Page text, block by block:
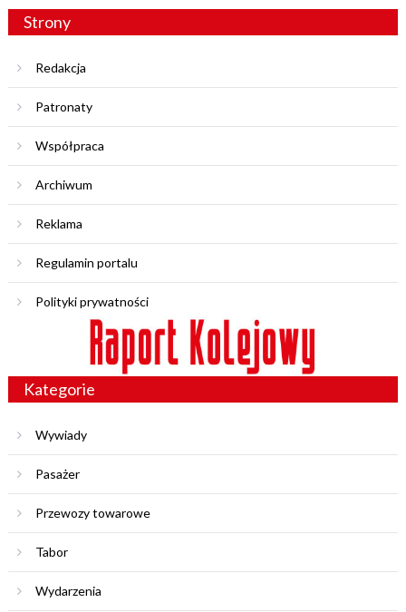
Strony
Redakcja
Patronaty
Współpraca
Archiwum
Reklama
Regulamin portalu
Polityki prywatności
Kategorie
Wywiady
Pasażer
Przewozy towarowe
Tabor
Wydarzenia